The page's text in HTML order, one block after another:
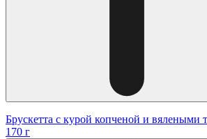
Брускетта с курой копченой и вялеными
170 г